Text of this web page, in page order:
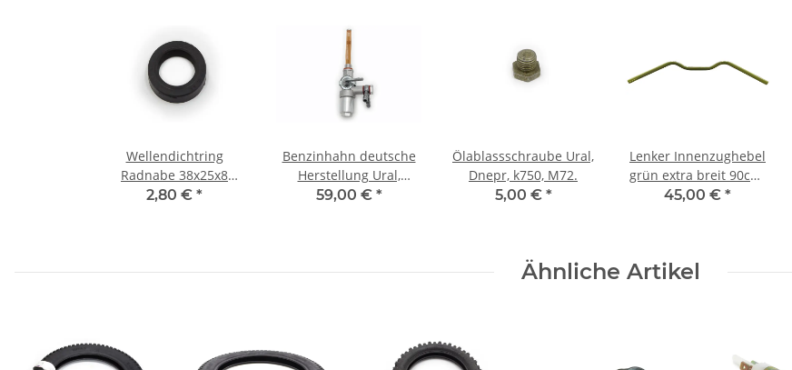
Wellendichtring
Radnabe 38x25x8
Dnepr K750
2,80 € *
Benzinhahn deutsche
Herstellung Ural,
Dnepr, K750, M72.
59,00 € *
Ölablassschraube Ural,
Dnepr, k750, M72.
5,00 € *
Lenker Innenzughebel
grün extra breit 90cm.
Ural, Dnepr, K750, M72
45,00 € *
Ähnliche Artikel